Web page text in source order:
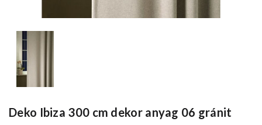
Deko Ibiza 300 cm dekor anyag 06 gránit